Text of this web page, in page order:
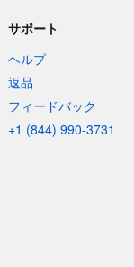
サポート
ヘルプ
返品
フィードバック
+1 (844) 990-3731